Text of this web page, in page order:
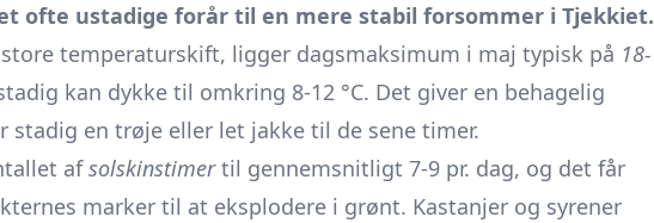
ofte ustadige forår til en mere stabil forsommer i Tjekkiet.
temperaturskift, ligger dagsmaksimum i maj typisk på 18-
kan dykke til omkring 8-12 °C. Det giver en behagelig
en trøje eller let jakke til de sene timer.
afsolskinstimertil gennemsnitligt 7-9 pr. dag, og det får
marker til at eksplodere i grønt. Kastanjer og syrener